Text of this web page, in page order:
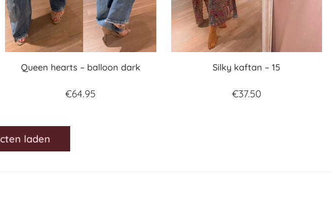
Queen hearts – balloon dark
€64.95
Silky kaftan – 15
€37.50
laden